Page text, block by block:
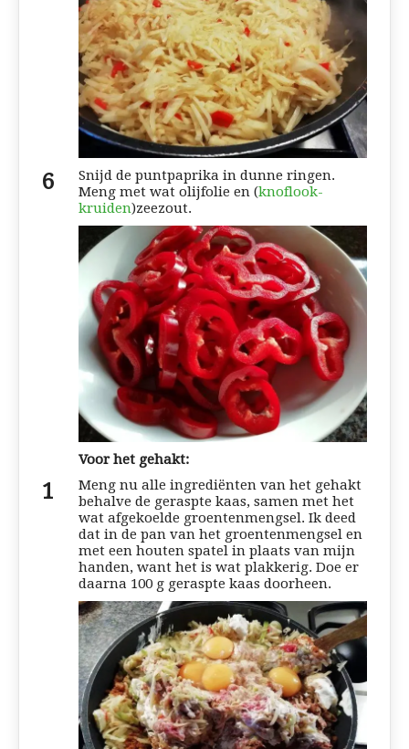
Snijd de puntpaprika in dunne ringen.
Meng met wat olijfolie en (knoflook-
kruiden)zeezout.
Voor het gehakt:
Meng nu alle ingrediënten van het gehakt
behalve de geraspte kaas, samen met het
wat afgekoelde groentenmengsel. Ik deed
dat in de pan van het groentenmengsel en
met een houten spatel in plaats van mijn
handen, want het is wat plakkerig. Doe er
daarna 100 g geraspte kaas doorheen.